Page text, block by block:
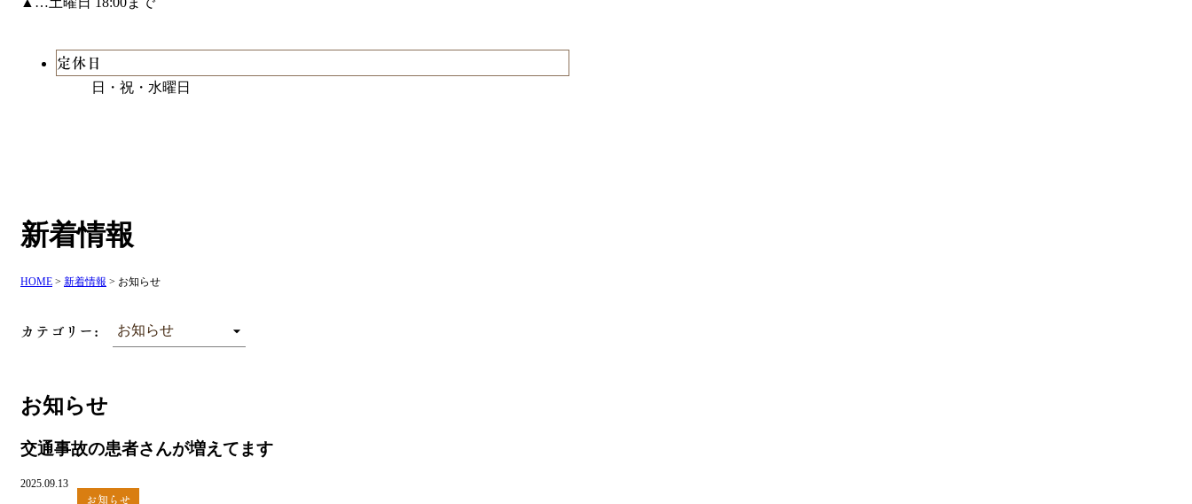
定休日
日・祝・水曜日
新着情報
HOME > 新着情報 > お知らせ
カテゴリー:
お知らせ
交通事故の患者さんが増えてます
2025.09.13
お知らせ